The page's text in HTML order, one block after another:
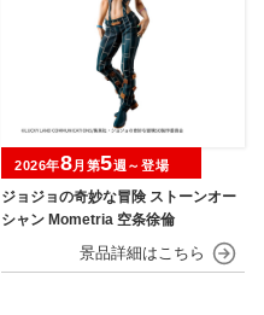
ジョジョの奇妙な冒険 ストーンオー
シャン Mometria 空条徐倫
2026年8月第5週～登場